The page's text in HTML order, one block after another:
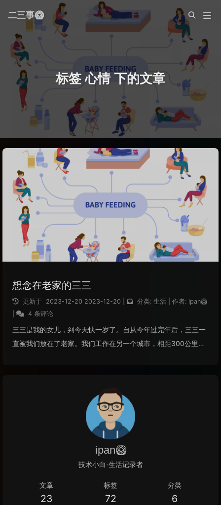
标签 心情 下的文章
二三事🥝
想念在老家的三三
更新于 2023-12-20 2023-12-20 分类: 生活 作者: ipan🥝
4 条评论
三三是我的女儿，到今天快一岁了。自从今年过完年后，三三一
直被我们放在了老家。我们工作在另一个城市，相距300公里。
ipan🥝
技术小白·生活记录者
文章
23
标签
72
分类
6